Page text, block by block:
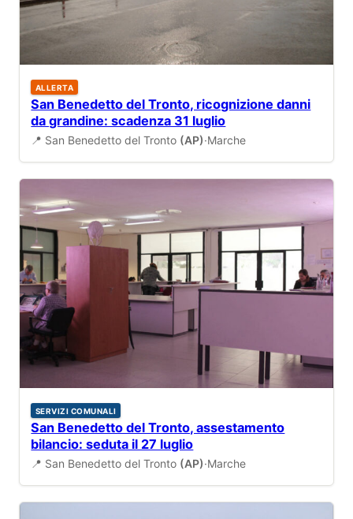
ALLERTA
San Benedetto del Tronto, ricognizione danni
da grandine: scadenza 31 luglio
📍 San Benedetto del Tronto (AP)·Marche
SERVIZI COMUNALI
San Benedetto del Tronto, assestamento
bilancio: seduta il 27 luglio
📍 San Benedetto del Tronto (AP)·Marche